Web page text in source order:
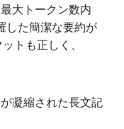
大トークン数内
した簡潔な要約が
トも正しく、
凝縮された長文記